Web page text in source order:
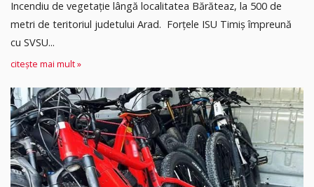
Incendiu de vegetație lângă localitatea Bărăteaz, la 500 de
metri de teritoriul judetului Arad. Forțele ISU Timiș împreună
cu SVSU...
citește mai mult »